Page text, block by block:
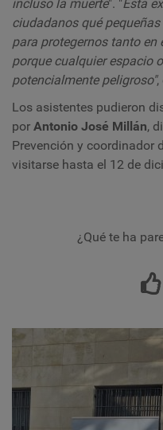
incluso la muerte". "Esta
ciudadanos qué
para protegernos tanto
porque cualquier espacio
potencialmente peligroso",
Los asistentes pudieron
por Antonio José Millán,
Prevención y coordinador
visitarse hasta el 12 de
¿Qué te ha